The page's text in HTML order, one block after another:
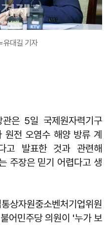
유대길 기자
은 5일 국제원자력기구
전 오염수 해양 방류 계
고 발표한 것과 관련해
주장은 믿기 어렵다고 생
상자원중소벤처기업위원
어민주당 의원이 '누가 보